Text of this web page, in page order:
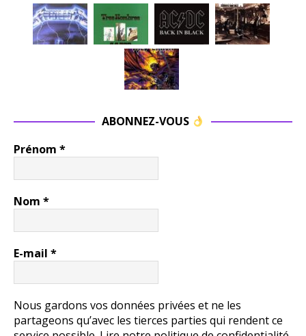
ABONNEZ-VOUS
Prénom *
Nom *
E-mail *
Nous gardons vos données privées et ne les
partageons qu’avec les tierces parties qui rendent ce